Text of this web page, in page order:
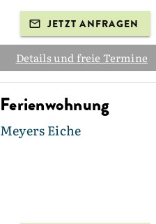
JETZT ANFRAGEN
Details und freie Termine
Ferienwohnung
Meyers Eiche